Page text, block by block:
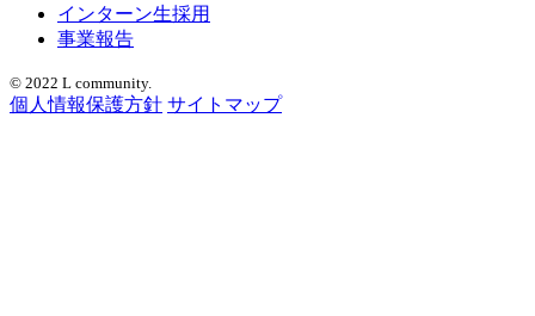
インターン生採用
事業報告
© 2022 L community.
個人情報保護方針 サイトマップ